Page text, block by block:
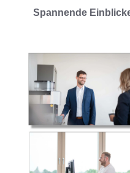
Spannende